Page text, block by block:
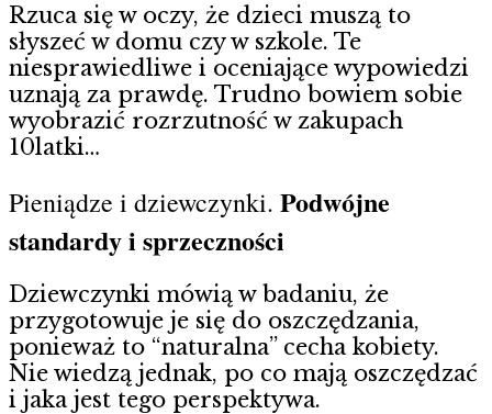
Rzuca się w oczy, że dzieci muszą to
słyszeć w domu czy w szkole. Te
niesprawiedliwe i oceniające wypowiedzi
uznają za prawdę. Trudno bowiem sobie
wyobrazić rozrzutność w zakupach
10latki…
Pieniądze i dziewczynki. Podwójne
standardy i sprzeczności
Dziewczynki mówią w badaniu, że
przygotowuje je się do oszczędzania,
ponieważ to “naturalna” cecha kobiety.
Nie wiedzą jednak, po co mają oszczędzać
i jaka jest tego perspektywa.